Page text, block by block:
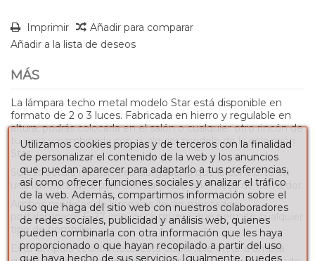
Imprimir
Añadir para comparar
Añadir a la lista de deseos
MÁS
La lámpara techo metal modelo Star está disponible en
formato de 2 o 3 luces. Fabricada en hierro y regulable en
altura, podrás colocarla en el salón o cualquier otro rincón de
tu casa y combinarla con cualquier modelo de la colección
Star.
Su estructura metálica es alargada, lo que la convierte en
una lámpara ideal para colocar sobre una mesa de comedor.
Ambos modelos de lámparas llevan montados
portalámparas E-27 con rosca gruesa que permite cualquier
tipo de bombilla.
Esta lámpara techo metal está disponible en una amplia
Utilizamos cookies propias y de terceros con la finalidad
de personalizar el contenido de la web y los anuncios
que puedan aparecer para adaptarlo a tus preferencias,
así como ofrecer funciones sociales y analizar el tráfico
de la web. Además, compartimos información sobre el
uso que haga del sitio web con nuestros colaboradores
de redes sociales, publicidad y análisis web, quienes
pueden combinarla con otra información que les haya
proporcionado o que hayan recopilado a partir del uso
que haya hecho de sus servicios. Igualmente, puedes